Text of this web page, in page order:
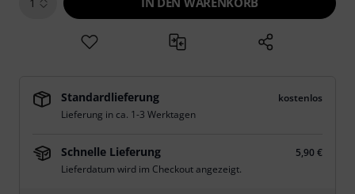
Standardlieferung
kostenlos
Lieferung in ca. 1-3 Werktagen
Schnelle Lieferung
5,90 €
Lieferdatum wird im Checkout angezeigt.